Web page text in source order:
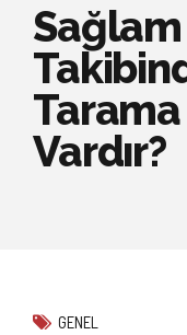
Vardır?
GENEL